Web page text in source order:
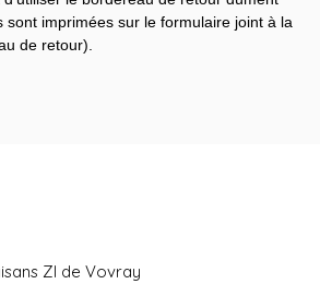
sont imprimées sur le formulaire joint à la
de retour).
ZI de Vovray